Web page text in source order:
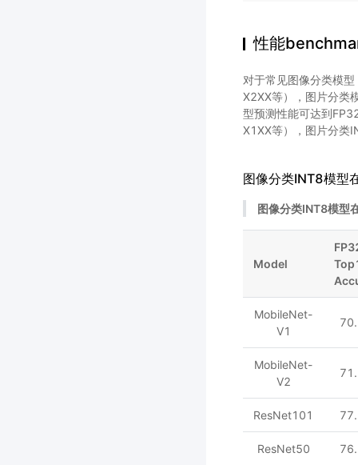
性能
对于常见图像分类模
X2XX等），图片分类
型预测性能可达到
X1XX等），图片分类
图像分类INT8模型
图像分类INT8模型
Model
MobileNet-
V1
MobileNet-
V2
ResNet101
ResNet50